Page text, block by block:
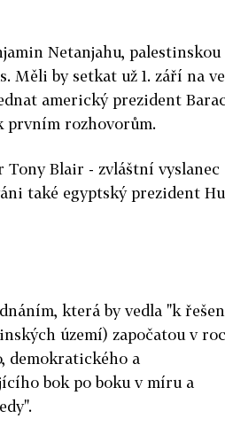
Netanjahu, palestinskou
Měli by setkat už 1. září na
americký prezident
prvním rozhovorům.
Blair - zvláštní vyslanec
také egyptský prezident
která by vedla "k
území) započatou v
demokratického a
bok po boku v míru a